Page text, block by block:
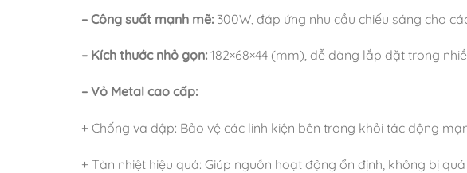
– Công suất mạnh mẽ: 300W, đáp ứng nhu cầu chiếu sáng cho
– Kích thước nhỏ gọn: 182×68×44 (mm), dễ dàng lắp đặt trong
– Vỏ Metal cao cấp:
+ Chống va đập: Bảo vệ các linh kiện bên trong khỏi tác động
+ Tản nhiệt hiệu quả: Giúp nguồn hoạt động ổn định, không bị quá